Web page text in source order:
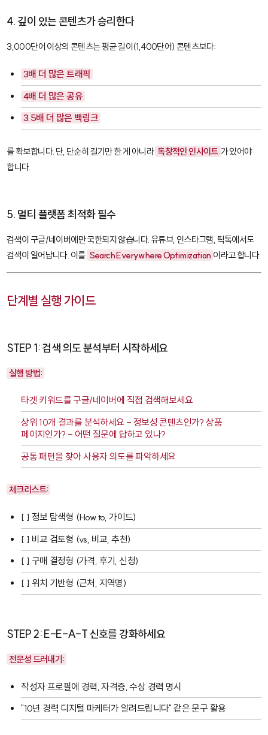
4. 깊이 있는 콘텐츠가 승리한다
3,000단어 이상의 콘텐츠는 평균 길이(1,400단어) 콘텐츠보다:
3배 더 많은 트래픽
4배 더 많은 공유
3.5배 더 많은 백링크
를 확보합니다. 단, 단순히 길기만 한 게 아니라 독창적인 인사이트 가 있어야
합니다.
5. 멀티 플랫폼 최적화 필수
검색이 구글/네이버에만 국한되지 않습니다. 유튜브, 인스타그램, 틱톡에서도
검색이 일어납니다. 이를 Search Everywhere Optimization 이라고 합니다.
단계별 실행 가이드
STEP 1: 검색 의도 분석부터 시작하세요
실행 방법:
타겟 키워드를 구글/네이버에 직접 검색해보세요
상위 10개 결과를 분석하세요 - 정보성 콘텐츠인가? 상품
페이지인가? - 어떤 질문에 답하고 있나?
공통 패턴을 찾아 사용자 의도를 파악하세요
체크리스트:
[ ] 정보 탐색형 (How to, 가이드)
[ ] 비교 검토형 (vs, 비교, 추천)
[ ] 구매 결정형 (가격, 후기, 신청)
[ ] 위치 기반형 (근처, 지역명)
STEP 2: E-E-A-T 신호를 강화하세요
전문성 드러내기:
작성자 프로필에 경력, 자격증, 수상 경력 명시
"10년 경력 디지털 마케터가 알려드립니다" 같은 문구 활용